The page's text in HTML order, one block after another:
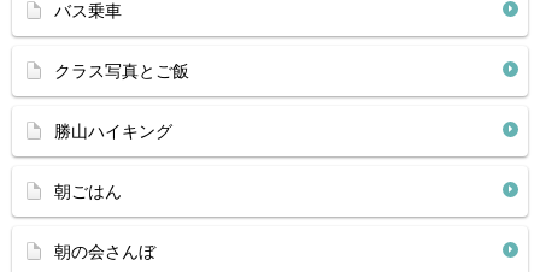
バス乗車
クラス写真とご飯
勝山ハイキング
朝ごはん
朝の会さんぼ